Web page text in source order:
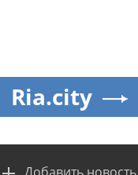
Ria.city